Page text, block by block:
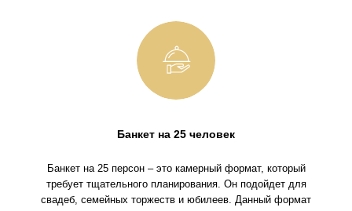
Банкет на 25 человек
Банкет на 25 персон – это камерный формат, который
требует тщательного планирования. Он подойдет для
свадеб, семейных торжеств и юбилеев. Данный формат